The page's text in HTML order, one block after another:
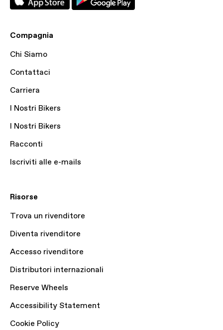
Compagnia
Chi Siamo
Contattaci
Carriera
I Nostri Bikers
I Nostri Bikers
Racconti
Iscriviti alle e-mails
Risorse
Trova un rivenditore
Diventa rivenditore
Accesso rivenditore
Distributori internazionali
Reserve Wheels
Accessibility Statement
Cookie Policy